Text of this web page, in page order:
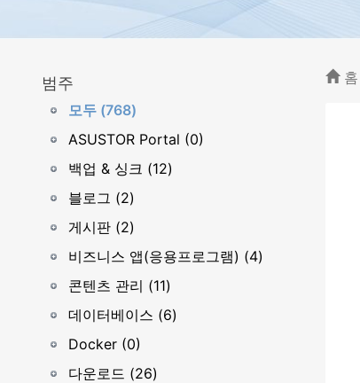
범주
모두 (768)
ASUSTOR Portal (0)
백업 & 싱크 (12)
블로그 (2)
게시판 (2)
비즈니스 앱(응용프로그램) (4)
콘텐츠 관리 (11)
데이터베이스 (6)
Docker (0)
다운로드 (26)
홈